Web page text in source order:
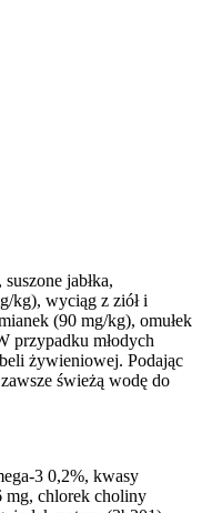
jabłka,
kg), wyciąg z ziół i
(90 mg/kg), omułek
przypadku młodych
żywieniowej. Podając
świeżą wodę do
3 0,2%, kwasy
mg, chlorek choliny